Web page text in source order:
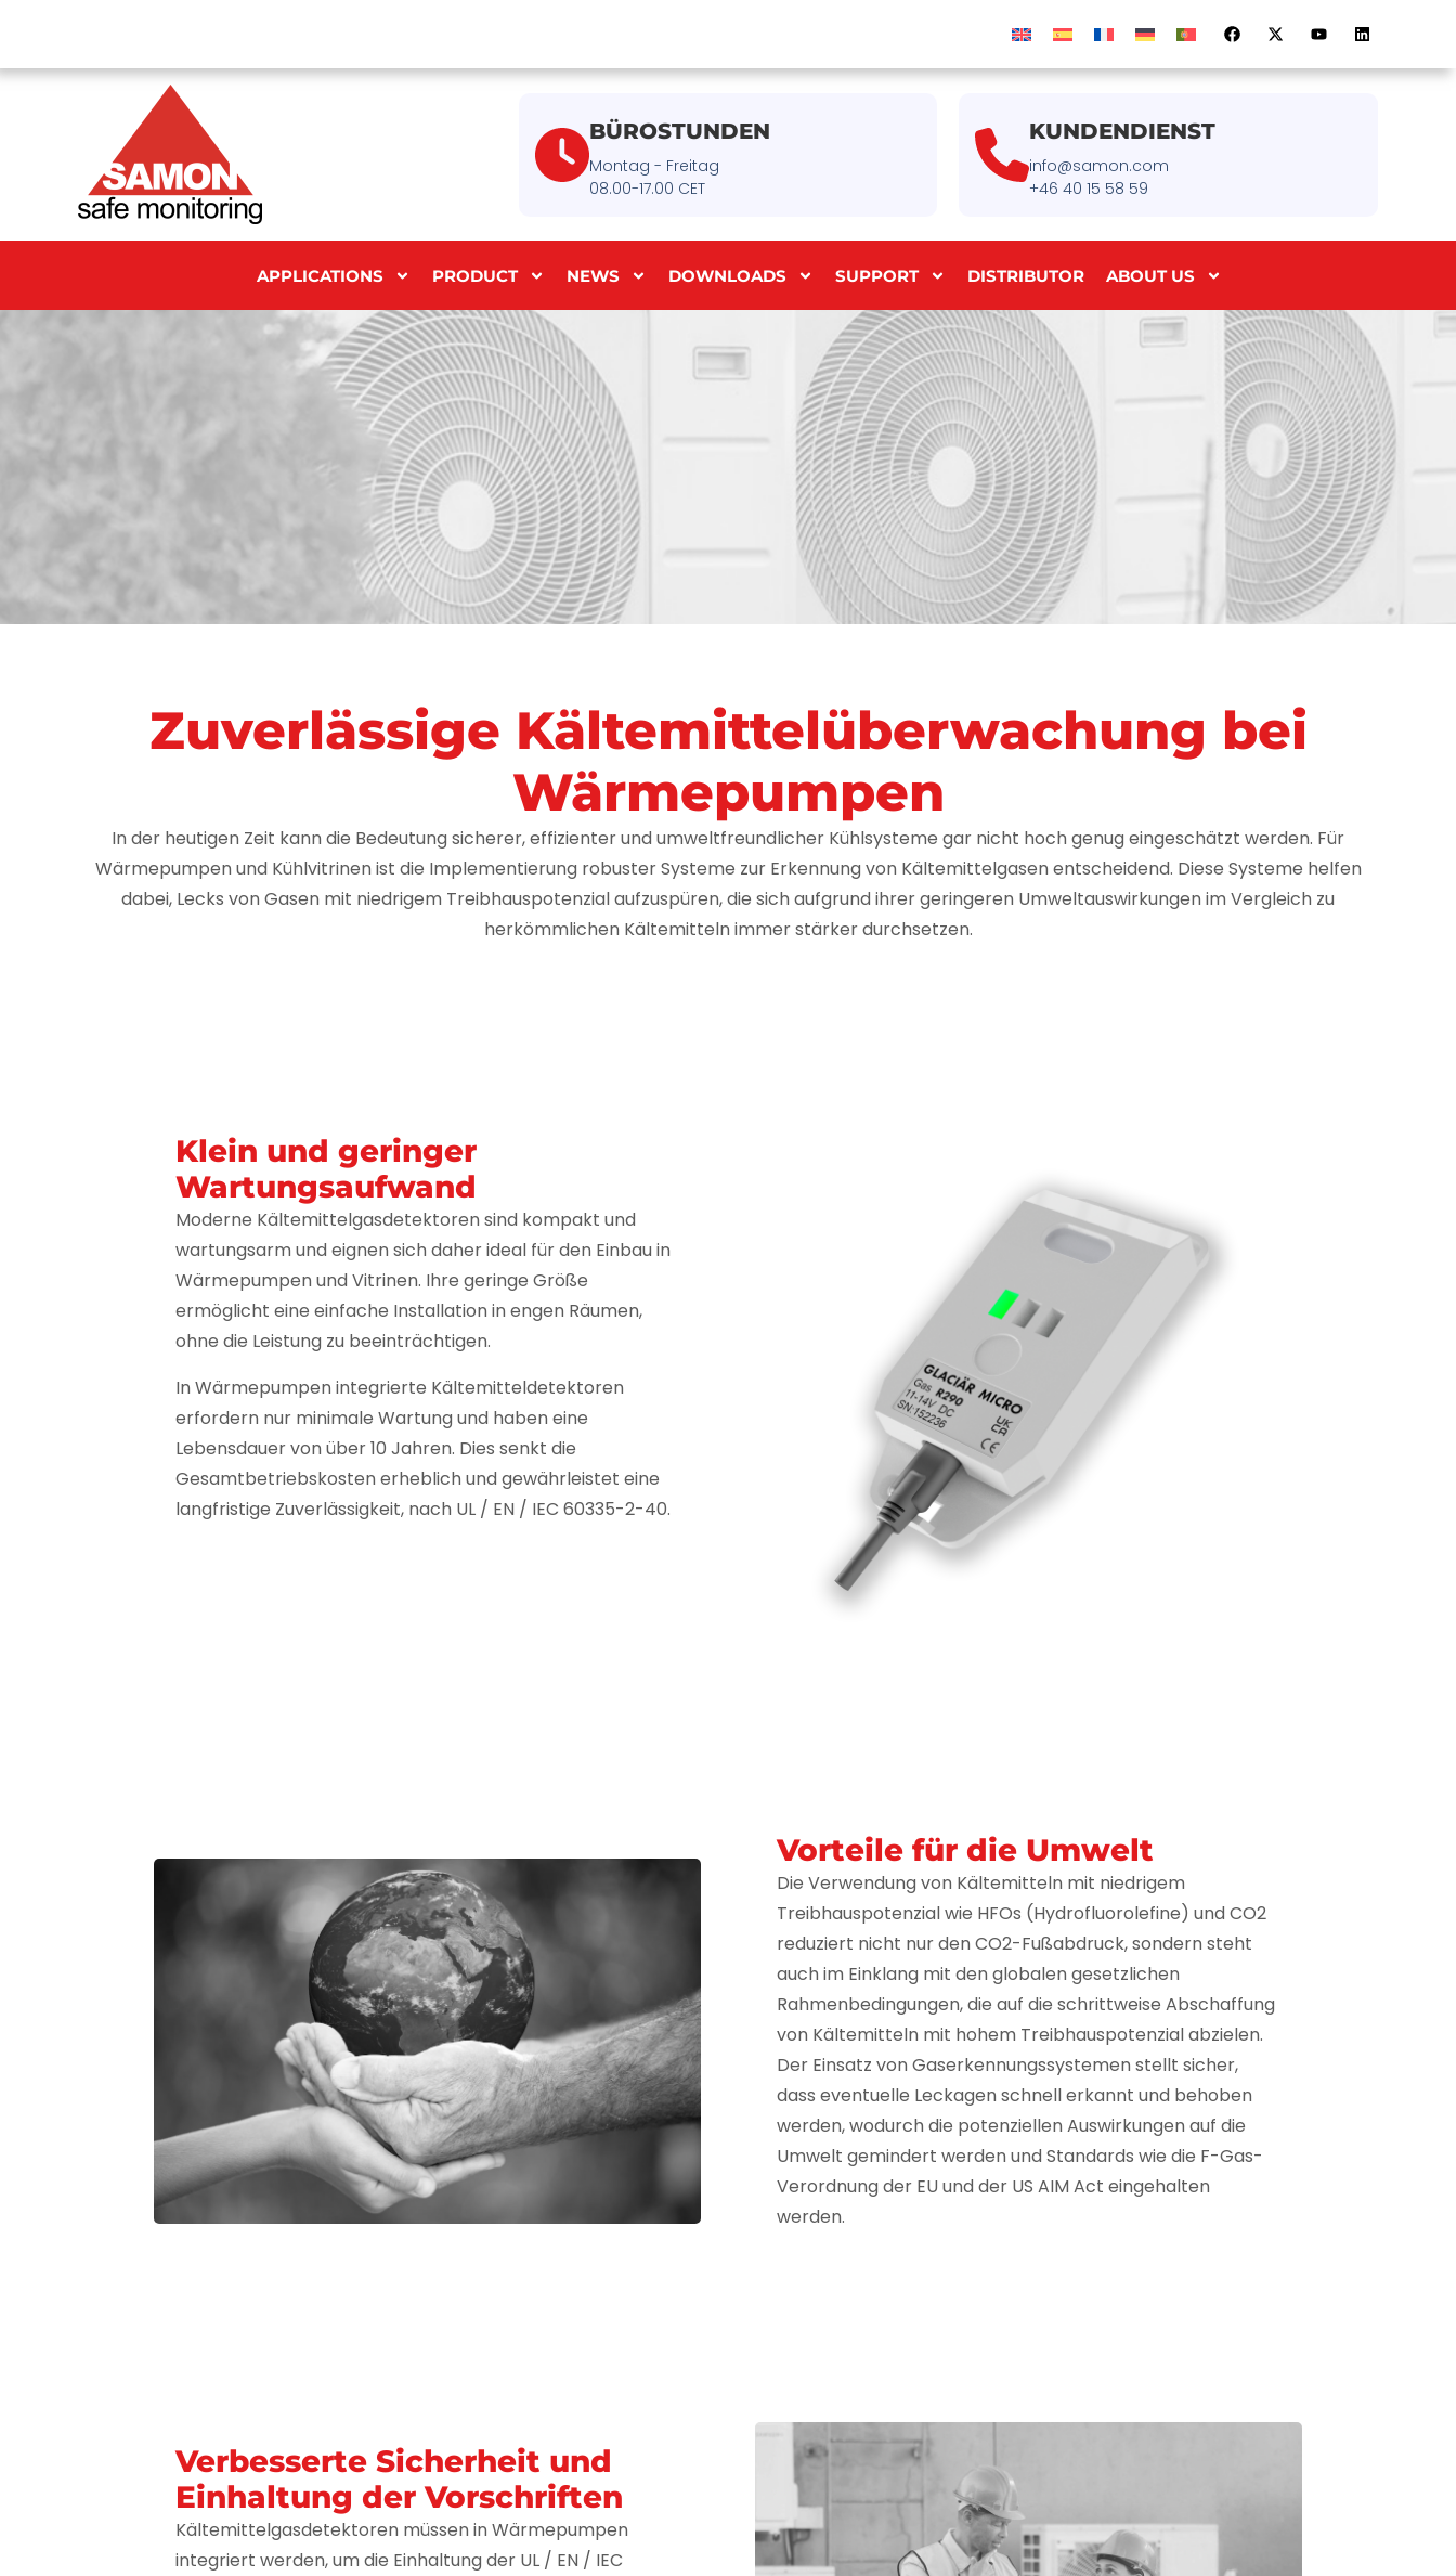
BÜROSTUNDEN
Montag - Freitag
08.00-17.00 CET
KUNDENDIENST
info@samon.com
+46 40 15 58 59
APPLICATIONS PRODUCT NEWS DOWNLOADS SUPPORT DISTRIBUTOR ABOUT US
Wärmepumpen
Zuverlässige Kältemittelüberwachung bei
Wärmepumpen
In der heutigen Zeit kann die Bedeutung sicherer, effizienter und umweltfreundlicher Kühlsysteme gar nicht hoch genug eingeschätzt werden. Für
Wärmepumpen und Kühlvitrinen ist die Implementierung robuster Systeme zur Erkennung von Kältemittelgasen entscheidend. Diese Systeme helfen
dabei, Lecks von Gasen mit niedrigem Treibhauspotenzial aufzuspüren, die sich aufgrund ihrer geringeren Umweltauswirkungen im Vergleich zu
herkömmlichen Kältemitteln immer stärker durchsetzen.
Klein und geringer
Wartungsaufwand
Moderne Kältemittelgasdetektoren sind kompakt und
wartungsarm und eignen sich daher ideal für den Einbau in
Wärmepumpen und Vitrinen. Ihre geringe Größe
ermöglicht eine einfache Installation in engen Räumen,
ohne die Leistung zu beeinträchtigen.
In Wärmepumpen integrierte Kältemitteldetektoren
erfordern nur minimale Wartung und haben eine
Lebensdauer von über 10 Jahren. Dies senkt die
Gesamtbetriebskosten erheblich und gewährleistet eine
langfristige Zuverlässigkeit, nach UL / EN / IEC 60335-2-40.
Vorteile für die Umwelt
Die Verwendung von Kältemitteln mit niedrigem
Treibhauspotenzial wie HFOs (Hydrofluorolefine) und CO2
reduziert nicht nur den CO2-Fußabdruck, sondern steht
auch im Einklang mit den globalen gesetzlichen
Rahmenbedingungen, die auf die schrittweise Abschaffung
von Kältemitteln mit hohem Treibhauspotenzial abzielen.
Der Einsatz von Gaserkennungssystemen stellt sicher,
dass eventuelle Leckagen schnell erkannt und behoben
werden, wodurch die potenziellen Auswirkungen auf die
Umwelt gemindert werden und Standards wie die F-Gas-
Verordnung der EU und der US AIM Act eingehalten
werden.
Verbesserte Sicherheit und
Einhaltung der Vorschriften
Kältemittelgasdetektoren müssen in Wärmepumpen
integriert werden, um die Einhaltung der UL / EN / IEC